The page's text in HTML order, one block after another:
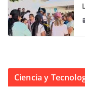
Ciencia y